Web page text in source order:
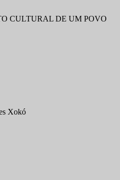
CULTURAL DE UM POVO
Xokó